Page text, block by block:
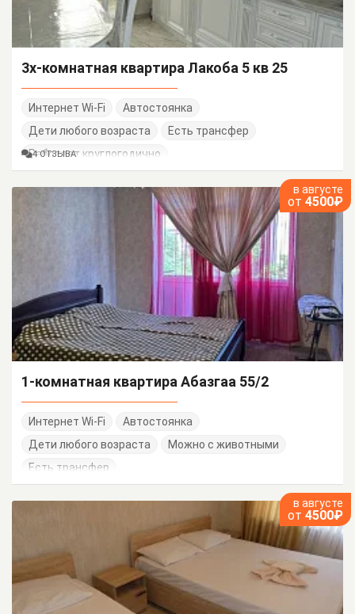
3х-комнатная квартира Лакоба 5 кв 25
Интернет Wi-Fi
Автостоянка
Дети любого возраста
Есть трансфер
Работает круглогодично
4 ОТЗЫВА
в августе
от 4500₽
1-комнатная квартира Абазгаа 55/2
Интернет Wi-Fi
Автостоянка
Дети любого возраста
Можно с животными
Есть трансфер
в августе
от 4500₽